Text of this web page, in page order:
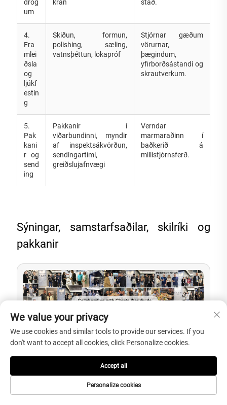
drög
um
kran
stað.
4.
Fra
mlei
ðsla
og
ljúkf
estin
g
Skiðun, formun,
polishing, sæling,
vatnsþéttun, lokapróf
Stjórnar gæðum
vörurnar,
þægindum,
yfirborðsástandi og
skrautverkum.
5.
Pak
kani
r og
send
ing
Pakkanir í
viðarbundinni, myndir
af inspektsákvörðun,
sendingartími,
greiðslujafnvægi
Verndar
marmaraðinn í
baðkerið á
millistjórnsferð.
Sýningar, samstarfsaðilar, skilríki og
pakkanir
We value your privacy
We use cookies and similar tools to provide our services. If you
don't want to accept all cookies, click Personalize cookies.
Personalize cookies
Accept all